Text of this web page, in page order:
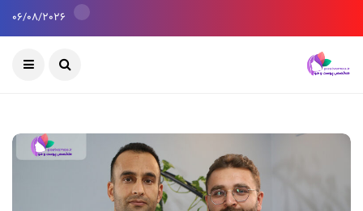
06/08/2026